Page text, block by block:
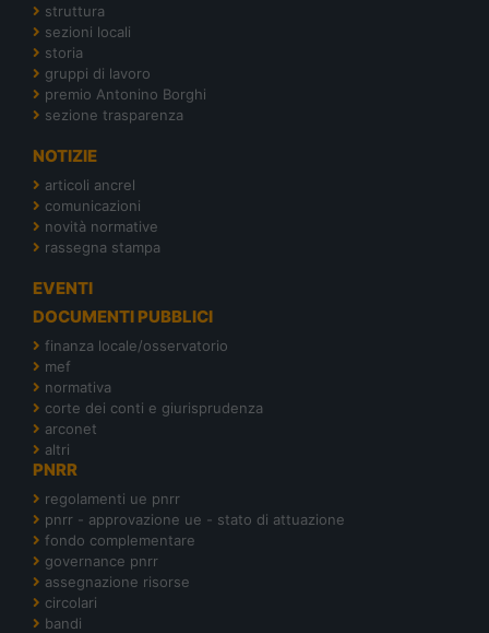
struttura
sezioni locali
storia
gruppi di lavoro
premio Antonino Borghi
sezione trasparenza
NOTIZIE
articoli ancrel
comunicazioni
novità normative
rassegna stampa
EVENTI
DOCUMENTI PUBBLICI
finanza locale/osservatorio
mef
normativa
corte dei conti e giurisprudenza
arconet
altri
PNRR
regolamenti ue pnrr
pnrr - approvazione ue - stato di attuazione
fondo complementare
governance pnrr
assegnazione risorse
circolari
bandi